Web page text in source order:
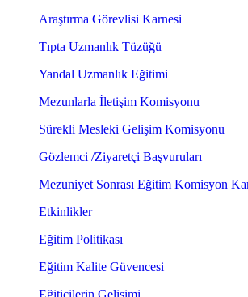
Araştırma Görevlisi Karnesi
Tıpta Uzmanlık Tüzüğü
Yandal Uzmanlık Eğitimi
Mezunlarla İletişim Komisyonu
Sürekli Mesleki Gelişim Komisyonu
Gözlemci /Ziyaretçi Başvuruları
Mezuniyet Sonrası Eğitim Komisyon
Etkinlikler
Eğitim Politikası
Eğitim Kalite Güvencesi